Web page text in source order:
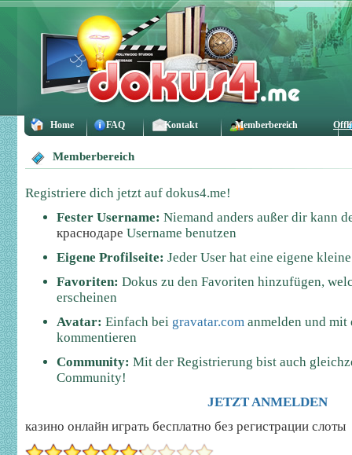
Home FAQ Kontakt Memberbereich
Memberbereich
Registriere dich jetzt auf dokus4.me!
Fester Username: Niemand anders außer dir kann
краснодаре Username benutzen
Eigene Profilseite: Jeder User hat eine eigene
Favoriten: Dokus zu den Favoriten hinzufügen,
erscheinen
Avatar: Einfach bei gravatar.com anmelden und mit
kommentieren
Community: Mit der Registrierung bist auch
Community!
JETZT ANMELDEN
казино онлайн играть бесплатно без регистрации слоты